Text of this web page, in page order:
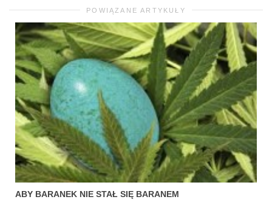
POWIĄZANE ARTYKUŁY
ABY BARANEK NIE STAŁ SIĘ BARANEM